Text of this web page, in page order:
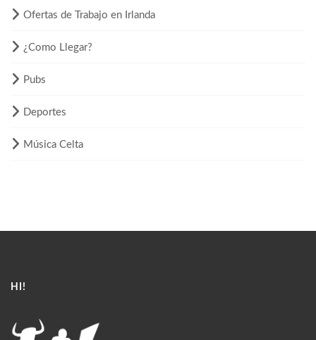
Ofertas de Trabajo en Irlanda
¿Como Llegar?
Pubs
Deportes
Música Celta
HI!